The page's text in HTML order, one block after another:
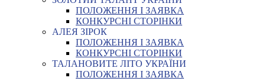
ПОЛОЖЕННЯ І ЗАЯВКА
КОНКУРСНІ СТОРІНКИ
АЛЕЯ ЗІРОК
ПОЛОЖЕННЯ І ЗАЯВКА
КОНКУРСНІ СТОРІНКИ
ТАЛАНОВИТЕ ЛІТО УКРАЇНИ
ПОЛОЖЕННЯ І ЗАЯВКА